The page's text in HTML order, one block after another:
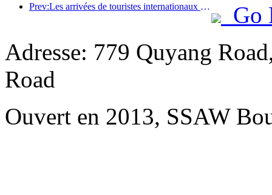
Prev:Les arrivées de touristes internationaux dans le monde ont augmenté de 5 % en glissement annuel au premier semestre de l'année
Go
Adresse: 779 Quyang
Road
Ouvert en 2013, SSAW